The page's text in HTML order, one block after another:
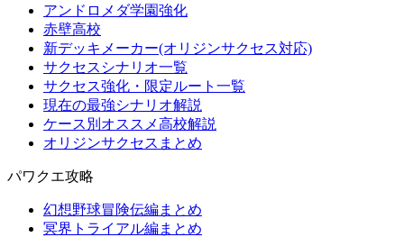
アンドロメダ学園強化
赤壁高校
新デッキメーカー(オリジンサクセス対応)
サクセスシナリオ一覧
サクセス強化・限定ルート一覧
現在の最強シナリオ解説
ケース別オススメ高校解説
オリジンサクセスまとめ
パワクエ攻略
幻想野球冒険伝編まとめ
冥界トライアル編まとめ